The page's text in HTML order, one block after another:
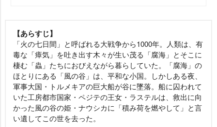
【あらすじ】
「火の七日間」と呼ばれる大戦争から1000年。人類は、有
毒な「瘴気」を吐き出す木々が生い茂る「腐海」とそこに
棲む「蟲」たちにおびえながら暮らしていた。「腐海」の
ほとりにある「風の谷」は、平和な小国。しかしある夜、
軍事大国・トルメキアの巨大船が谷に墜落。船に囚われて
いた工房都市国家・ペジテの王女・ラステルは、救出に向
かった風の谷の姫・ナウシカに「積み荷を燃やして」と言
い遺してこの世を去った。